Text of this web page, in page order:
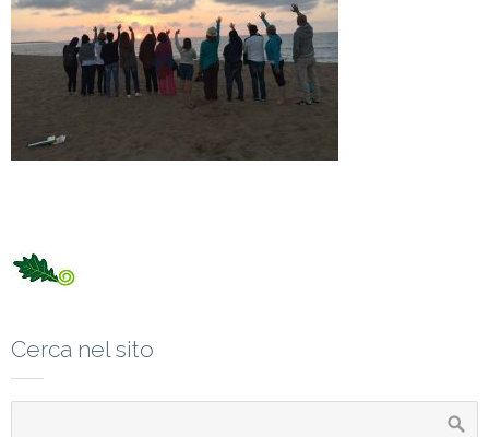
Cerca nel sito